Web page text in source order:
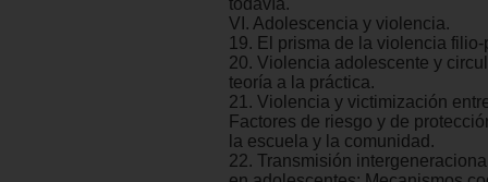
todavía.
VI. Adolescencia y violencia.
19. El prisma de la violencia filio-
20. Violencia adolescente y
teoría a la práctica.
21. Violencia y victimización
Factores de riesgo y de
la escuela y la comunidad.
22. Transmisión